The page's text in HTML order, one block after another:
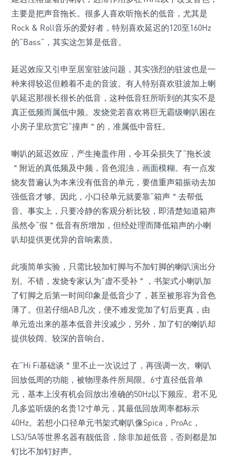
主要是把声音拖长。很多人喜欢听拖长的低音，尤其是
Rock & Roll音乐的爱好者，特别喜欢延迟的120至160Hz
的“Bass”，其实这怎算是低音。
延迟效应又引申至居室驻波问题，其实强烈的驻波也是一
种来得较迟但赖着不走的音波。有人特别喜欢驻波加上喇
叭延迟那很长很长的低音，这种低音狂所听到的其实不是
真正低频而属低中频。发烧党若喜欢将巨无霸级喇叭困在
小房子里欣赏它“撞声＂的，准属低中音狂。
喇叭的延迟效应，产生掩盖作用，令耳朵损失了“拖长波
＂附近的真低频及中频，音色混浊，画面模糊。有一点发
烧友普遍认为本来没有低音的单元，要借重声箱振动去加
强低音才够。因此，小口径单元就要靠“箱声＂去帮低
音。事实上，只要冷静的客观分析比较，即清楚知道箱声
虽然令“假＂低音有所增加，但经处理而降低箱声的小喇
叭却提供更优异的音响素质。
此项简单实验，只需比较加钉脚与不加钉脚的喇叭演出分
别。不错，发烧专家认为“虚不受补＂，书架式小喇叭加
了钉脚之后第一时间印象是低音少了，甚至被形容为音色
薄了。但若仔细AB几次，便不难发觉加了钉后更真，由
单元造出来的基本低音并没减少，另外，加了钉的喇叭却
提供较阔、较深的音响台。
在“Hi Fi基础谈＂里不止一次说过了，再强调一次。喇叭
回放低周的功能，被物理条件所局限。6寸直径低音单
元，基本上没有机会回放出准确的50Hz以下频应。君不见
几多监听级的名贵12寸单元，其最低回放周率都标示
40Hz。若想小口径单元书架式喇叭像Spica，ProAc，
LS3/5A等世界名器有靓低音，除非加超低音，否则都是加
钉比不加钉好声。